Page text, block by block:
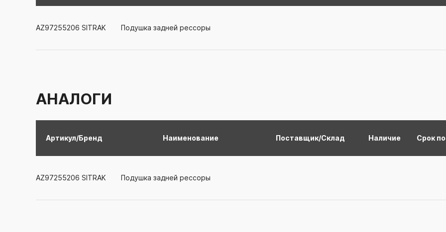
AZ97255206 SITRAK Подушка задней рессоры
АНАЛОГИ
Артикул/Бренд Наименование Поставщик/Склад Наличие Срок
AZ97255206 SITRAK Подушка задней рессоры